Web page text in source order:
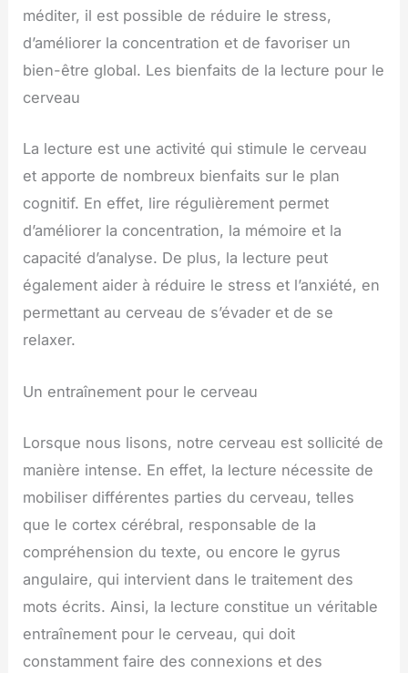
méditer, il est possible de réduire le stress,
d’améliorer la concentration et de favoriser un
bien-être global. Les bienfaits de la lecture pour le
cerveau
La lecture est une activité qui stimule le cerveau
et apporte de nombreux bienfaits sur le plan
cognitif. En effet, lire régulièrement permet
d’améliorer la concentration, la mémoire et la
capacité d’analyse. De plus, la lecture peut
également aider à réduire le stress et l’anxiété, en
permettant au cerveau de s’évader et de se
relaxer.
Un entraînement pour le cerveau
Lorsque nous lisons, notre cerveau est sollicité de
manière intense. En effet, la lecture nécessite de
mobiliser différentes parties du cerveau, telles
que le cortex cérébral, responsable de la
compréhension du texte, ou encore le gyrus
angulaire, qui intervient dans le traitement des
mots écrits. Ainsi, la lecture constitue un véritable
entraînement pour le cerveau, qui doit
constamment faire des connexions et des